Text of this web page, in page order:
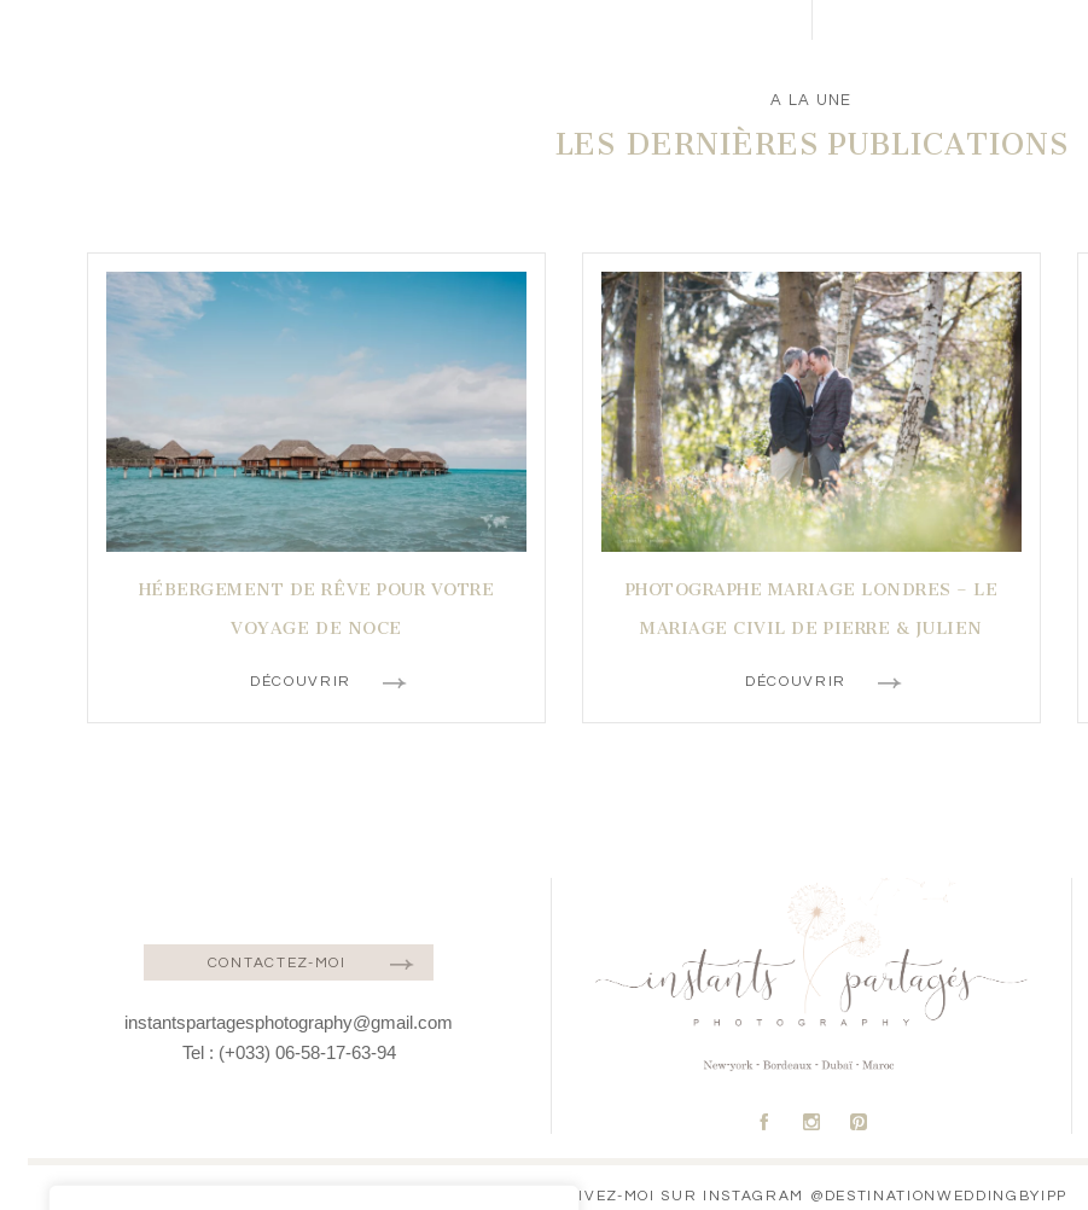
A LA UNE
LES DERNIÈRES PUBLICATIONS
HÉBERGEMENT DE RÊVE POUR VOTRE
VOYAGE DE NOCE
DÉCOUVRIR
PHOTOGRAPHE MARIAGE LONDRES – LE
MARIAGE CIVIL DE PIERRE & JULIEN
DÉCOUVRIR
CONTACTEZ-MOI
instantspartagesphotography@gmail.com
Tel : (+033) 06-58-17-63-94
A C D
SUIVEZ-MOI SUR INSTAGRAM @DESTINATIONWEDDINGBYIPP